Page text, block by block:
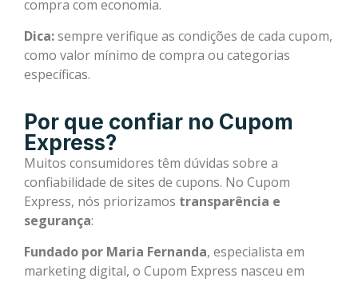
compra com economia.
Dica:sempre verifique as condições de cada cupom,
como valor mínimo de compra ou categorias
específicas.
Por que confiar no Cupom
Express?
Muitos consumidores têm dúvidas sobre a
confiabilidade de sites de cupons. No Cupom
Express, nós priorizamos transparência e
segurança:
Fundado por Maria Fernanda, especialista em
marketing digital, o Cupom Express nasceu em